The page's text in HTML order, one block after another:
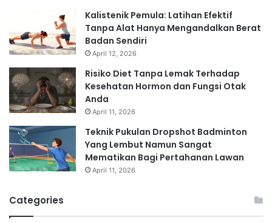
Kalistenik Pemula: Latihan Efektif
Tanpa Alat Hanya Mengandalkan Berat
Badan Sendiri
April 12, 2026
Risiko Diet Tanpa Lemak Terhadap
Kesehatan Hormon dan Fungsi Otak
Anda
April 11, 2026
Teknik Pukulan Dropshot Badminton
Yang Lembut Namun Sangat
Mematikan Bagi Pertahanan Lawan
April 11, 2026
Categories